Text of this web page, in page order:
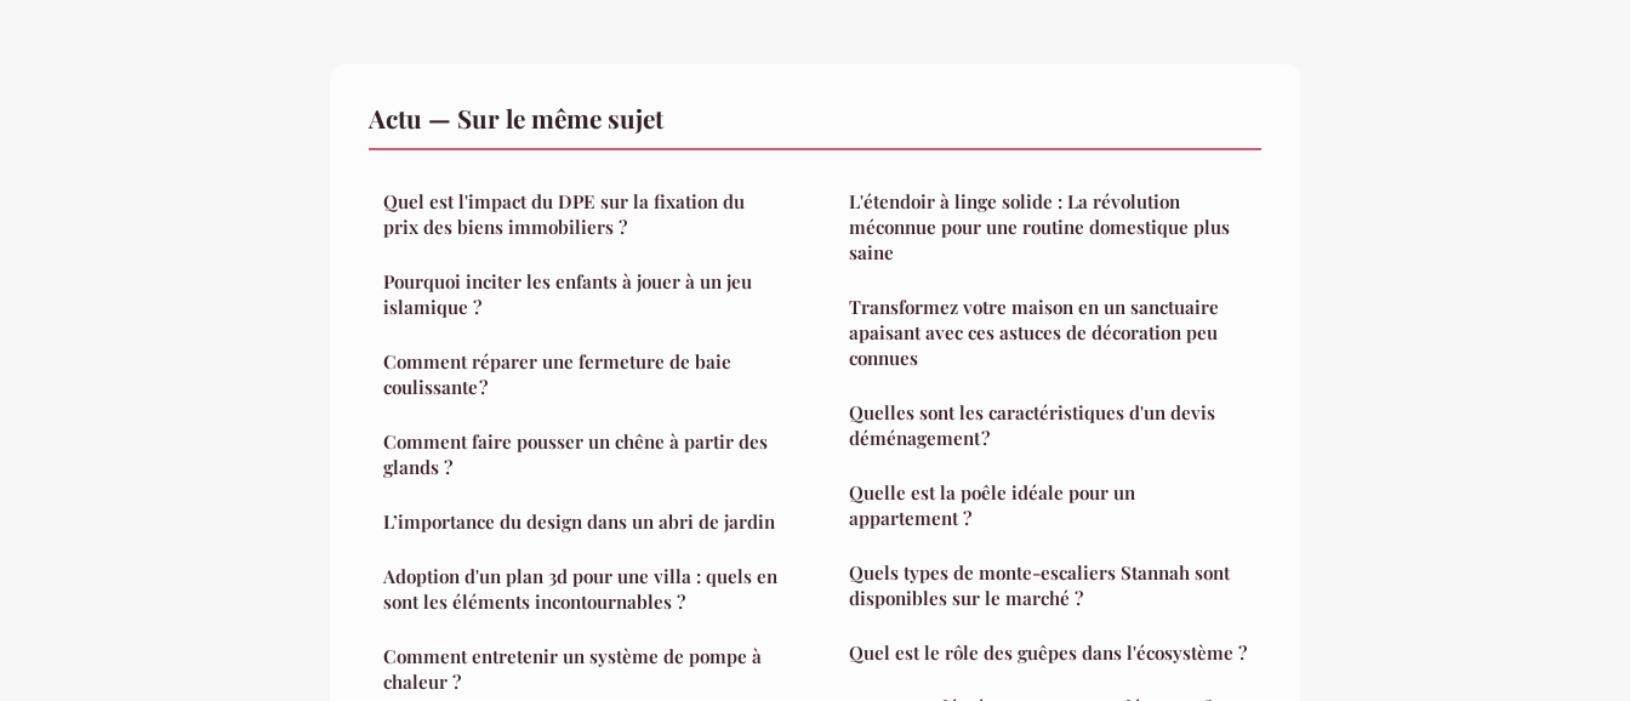
Actu — Sur le même sujet
Quel est l'impact du DPE sur la fixation du
prix des biens immobiliers ?
Pourquoi inciter les enfants à jouer à un jeu
islamique ?
Comment réparer une fermeture de baie
coulissante ?
Comment faire pousser un chêne à partir des
glands ?
L’importance du design dans un abri de jardin
Adoption d'un plan 3d pour une villa : quels en
sont les éléments incontournables ?
Comment entretenir un système de pompe à
chaleur ?
L'étendoir à linge solide : La révolution
méconnue pour une routine domestique plus
saine
Transformez votre maison en un sanctuaire
apaisant avec ces astuces de décoration peu
connues
Quelles sont les caractéristiques d'un devis
déménagement ?
Quelle est la poêle idéale pour un
appartement ?
Quels types de monte-escaliers Stannah sont
disponibles sur le marché ?
Quel est le rôle des guêpes dans l'écosystème ?